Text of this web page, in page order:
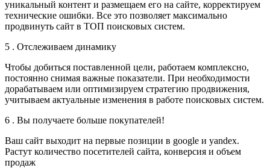
уникальный контент и размещаем его на сайте, корректируем
технические ошибки. Все это позволяет максимально
продвинуть сайт в ТОП поисковых систем.
5 . Отслеживаем динамику
Чтобы добиться поставленной цели, работаем комплексно,
постоянно снимая важные показатели. При необходимости
дорабатываем или оптимизируем стратегию продвижения,
учитываем актуальные изменения в работе поисковых систем.
6 . Вы получаете больше покупателей!
Ваш сайт выходит на первые позиции в google и yandex.
Растут количество посетителей сайта, конверсия и объем
продаж